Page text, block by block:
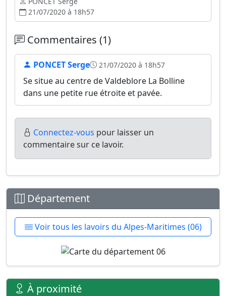
21/07/2020 à 18h57
Commentaires (1)
PONCET Serge 21/07/2020 à 18h57
Se situe au centre de Valdeblore La Bolline
dans une petite rue étroite et pavée.
Connectez-vous pour laisser un
commentaire sur ce lavoir.
Département
Voir tous les lavoirs du Alpes-Maritimes (06)
À proximité